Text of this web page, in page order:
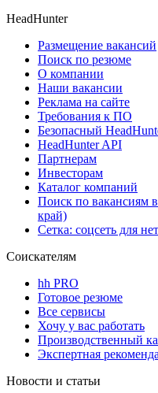
HeadHunter
Размещение вакансий
Поиск по резюме
О компании
Наши вакансии
Реклама на сайте
Требования к ПО
Безопасный
HeadHunter API
Партнерам
Инвесторам
Каталог компаний
Поиск по вакансиям
край)
Сетка: соцсеть для
Соискателям
hh PRO
Готовое резюме
Все сервисы
Хочу у вас работать
Производственный
Экспертная
Новости и статьи